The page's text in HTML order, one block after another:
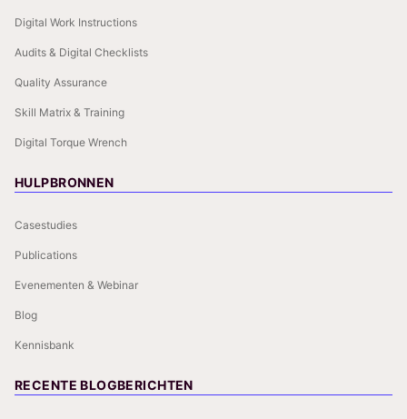
Digital Work Instructions
Audits & Digital Checklists
Quality Assurance
Skill Matrix & Training
Digital Torque Wrench
HULPBRONNEN
Casestudies
Publications
Evenementen & Webinar
Blog
Kennisbank
RECENTE BLOGBERICHTEN